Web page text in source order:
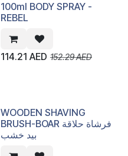
100ml BODY SPRAY -
REBEL
114.21 AED 152.29AED
WOODEN SHAVING
BRUSH-BOAR فرشاة حلاقة
بيد خشب